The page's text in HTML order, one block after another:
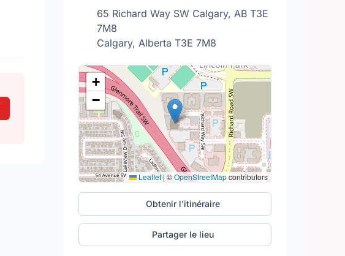
65 Richard Way SW Calgary, AB T3E
7M8
Calgary, Alberta T3E 7M8
+
−
Leaflet| ©OpenStreetMapcontributors
Obtenir l'itinéraire
Partager le lieu